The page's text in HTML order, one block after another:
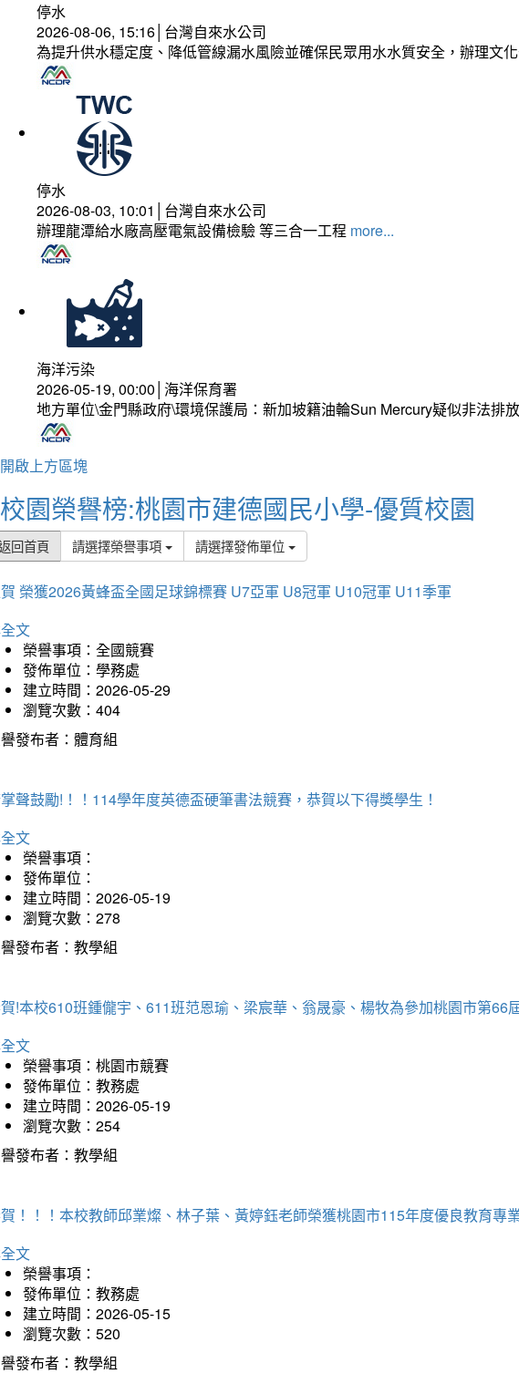
停水
2026-08-06, 15:16│台灣自來水公司
為提升供水穩定度、降低管線漏水風險並確保民眾用水水質安全，辦理文
停水
2026-08-03, 10:01│台灣自來水公司
辦理龍潭給水廠高壓電氣設備檢驗 等三合一工程 more...
海洋污染
2026-05-19, 00:00│海洋保育署
地方單位\金門縣政府\環境保護局：新加坡籍油輪Sun Mercury疑似非法排放
開啟上方區塊
校園榮譽榜:桃園市建德國民小學-優質校園
回首頁 請選擇榮譽事項 請選擇發佈單位
榮獲2026黃蜂盃全國足球錦標賽 U7亞軍 U8冠軍 U10冠軍 U11季軍
文
榮譽事項：全國競賽
發佈單位：學務處
建立時間：2026-05-29
瀏覽次數：404
發布者：體育組
聲鼓勵!！！114學年度英德盃硬筆書法競賽，恭賀以下得獎學生！
文
榮譽事項：
發佈單位：
建立時間：2026-05-19
瀏覽次數：278
發布者：教學組
!本校610班鍾儱宇、611班范恩瑜、梁宸華、翁晟豪、楊牧為參加桃園市第
文
榮譽事項：桃園市競賽
發佈單位：教務處
建立時間：2026-05-19
瀏覽次數：254
發布者：教學組
！！！本校教師邱業燦、林子葉、黃婷鈺老師榮獲桃園市115年度優良教育專
文
榮譽事項：
發佈單位：教務處
建立時間：2026-05-15
瀏覽次數：520
發布者：教學組